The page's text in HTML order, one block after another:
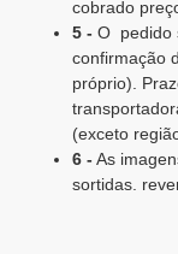
cobrado
5 - O pedido
confirmação
próprio).
(exceto
6 - As
sortidas.